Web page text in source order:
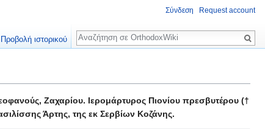
Ζαχαρίου. Ιερομάρτυρος Πιονίου πρεσβυτέρου (†
Άρτης, της εκ Σερβίων Κοζάνης.
Σύνδεση Request account
Προβολή ιστορικού
Αναζήτηση